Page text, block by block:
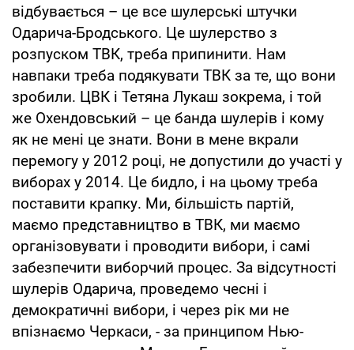
відбувається – це все шулерські штучки
Одарича-Бродського. Це шулерство з
розпуском ТВК, треба припинити. Нам
навпаки треба подякувати ТВК за те, що вони
зробили. ЦВК і Тетяна Лукаш зокрема, і той
же Охендовський – це банда шулерів і кому
як не мені це знати. Вони в мене вкрали
перемогу у 2012 році, не допустили до участі у
виборах у 2014. Це бидло, і на цьому треба
поставити крапку. Ми, більшість партій,
маємо представництво в ТВК, ми маємо
організовувати і проводити вибори, і самі
забезпечити виборчий процес. За відсутності
шулерів Одарича, проведемо чесні і
демократичні вибори, і через рік ми не
впізнаємо Черкаси, - за принципом Нью-